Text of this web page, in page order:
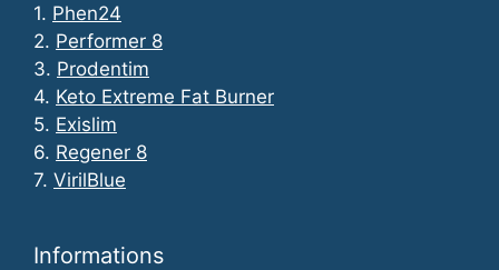
1. Phen24
2. Performer 8
3. Prodentim
4. Keto Extreme Fat Burner
5. Exislim
6. Regener 8
7. VirilBlue
Informations